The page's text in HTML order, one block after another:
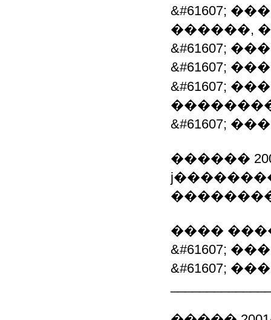
&#61607;
������,
&#61607;
&#61607;
&#61607;
&#61607;
������
����
&#61607;
&#61607;